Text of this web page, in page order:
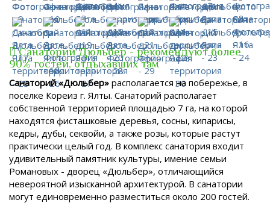
Санаторий Дюльбер - рекомендуют более
90% гостей, отдыхавших там
Санаторий «Дюльбер» располагается на побережье, в
поселке Кореиз г. Ялты. Санаторий располагает
собственной территорией площадью 7 га, на которой
находятся фисташковые деревья, сосны, кипарисы,
кедры, дубы, секвойи, а также розы, которые растут
практически целый год. В комплекс санатория входит
удивительный памятник культуры, имение семьи
Романовых - дворец «Дюльбер», отличающийся
невероятной изысканной архитектурой. В санатории
могут единовременно разместиться около 200 гостей.